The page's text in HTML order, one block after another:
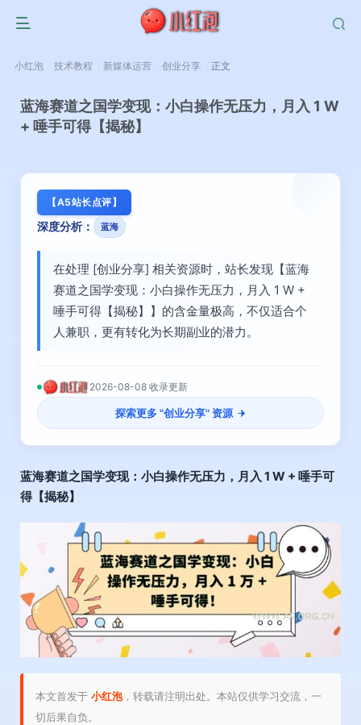
小红泡 技术教程 新媒体运营 创业分享 正文
蓝海赛道之国学变现：小白操作无压力，月入 1 W
+ 唾手可得【揭秘】
【A5站长点评】
深度分析： 蓝海
在处理 [创业分享] 相关资源时，站长发现【蓝海
赛道之国学变现：小白操作无压力，月入 1 W +
唾手可得【揭秘】】的含金量极高，不仅适合个
人兼职，更有转化为长期副业的潜力。
2026-08-08 收录更新
探索更多 "创业分享" 资源
蓝海赛道之国学变现：小白操作无压力，月入 1 W + 唾手可
得【揭秘】
本文首发于 小红泡，转载请注明出处。本站仅供学习交流，一
切后果自负。